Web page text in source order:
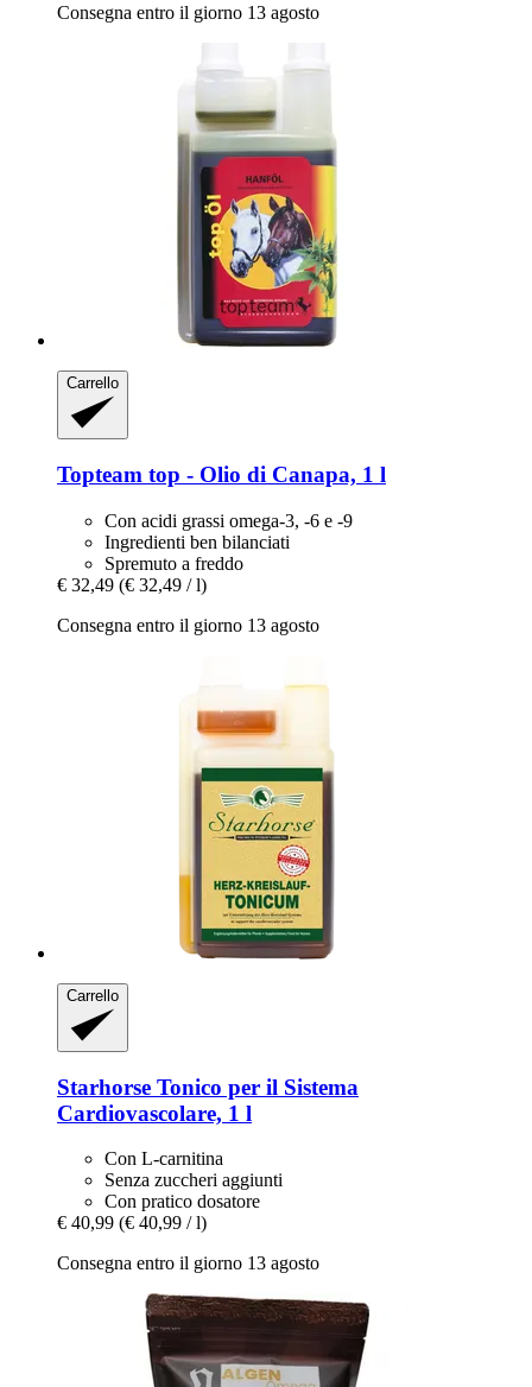
Consegna entro il giorno 13 agosto
Carrello
Topteam top -​ Olio di Canapa, 1 l
Con acidi grassi omega-3, -6 e -9
Ingredienti ben bilanciati
Spremuto a freddo
€ 32,49 (€ 32,49 / l)
Consegna entro il giorno 13 agosto
Carrello
Starhorse Tonico per il Sistema
Cardiovascolare, 1 l
Con L-carnitina
Senza zuccheri aggiunti
Con pratico dosatore
€ 40,99 (€ 40,99 / l)
Consegna entro il giorno 13 agosto